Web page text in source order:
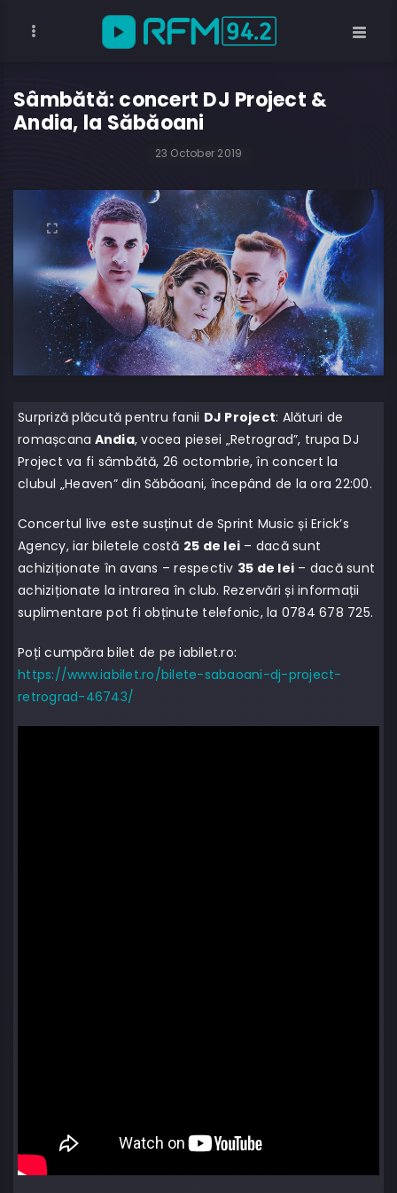
Sâmbătă: concert DJ Project &
Andia, la Săbăoani
23 October 2019
Surpriză plăcută pentru fanii DJ Project: Alături de
romașcana Andia, vocea piesei „Retrograd”, trupa DJ
Project va fi sâmbătă, 26 octombrie, în concert la
clubul „Heaven” din Săbăoani, începând de la ora 22:00.
Concertul live este susținut de Sprint Music și Erick’s
Agency, iar biletele costă 25 de lei – dacă sunt
achiziționate în avans – respectiv 35 de lei – dacă sunt
achiziționate la intrarea în club. Rezervări și informații
suplimentare pot fi obținute telefonic, la 0784 678 725.
Poți cumpăra bilet de pe iabilet.ro:
https://www.iabilet.ro/bilete-sabaoani-dj-project-
retrograd-46743/